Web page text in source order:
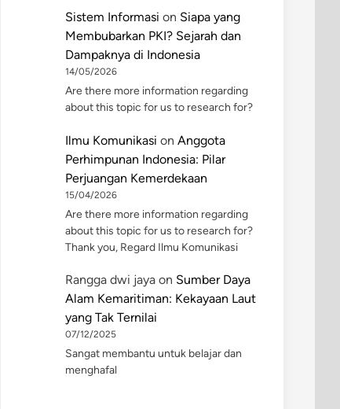
Sistem Informasi on Siapa yang
Membubarkan PKI? Sejarah dan
Dampaknya di Indonesia
14/05/2026
Are there more information regarding
about this topic for us to research for?
Ilmu Komunikasi on Anggota
Perhimpunan Indonesia: Pilar
Perjuangan Kemerdekaan
15/04/2026
Are there more information regarding
about this topic for us to research for?
Thank you, Regard Ilmu Komunikasi
Rangga dwi jaya on Sumber Daya
Alam Kemaritiman: Kekayaan Laut
yang Tak Ternilai
07/12/2025
Sangat membantu untuk belajar dan
menghafal